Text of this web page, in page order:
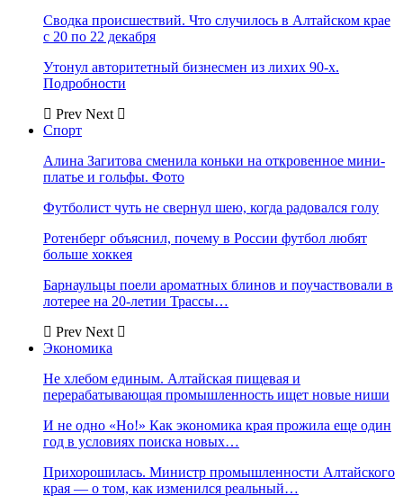
Сводка происшествий. Что случилось в Алтайском крае
с 20 по 22 декабря
Утонул авторитетный бизнесмен из лихих 90-х.
Подробности
Prev Next
Спорт
Алина Загитова сменила коньки на откровенное мини-
платье и гольфы. Фото
Футболист чуть не свернул шею, когда радовался голу
Ротенберг объяснил, почему в России футбол любят
больше хоккея
Барнаульцы поели ароматных блинов и поучаствовали в
лотерее на 20-летии Трассы…
Prev Next
Экономика
Не хлебом единым. Алтайская пищевая и
перерабатывающая промышленность ищет новые ниши
И не одно «Но!» Как экономика края прожила еще один
год в условиях поиска новых…
Прихорошилась. Министр промышленности Алтайского
края — о том, как изменился реальный…